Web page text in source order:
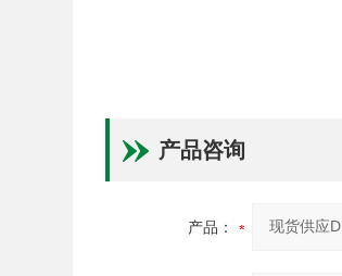
产品咨询
产品：